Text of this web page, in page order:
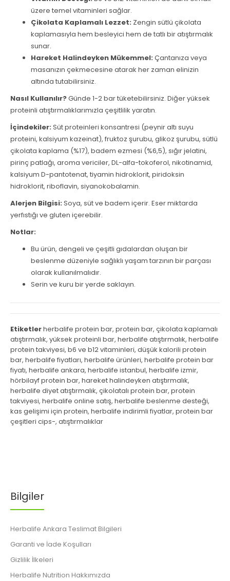
üzere temel vitaminleri sağlar.
Çikolata Kaplamalı Lezzet: Zengin sütlü çikolata
kaplamasıyla hem besleyici hem de tatlı bir atıştırmalık
sunar.
Hareket Halindeyken Mükemmel: Çantanıza veya
masanızın çekmecesine atarak her zaman elinizin
altında tutabilirsiniz.
Nasıl Kullanılır?Günde 1-2 bar tüketebilirsiniz. Diğer yüksek
proteinli atıştırmalıklarımızla çeşitlilik yaratın.
İçindekiler: Süt proteinleri konsantresi (peynir altı suyu
proteini, kalsiyum kazeinat), fruktoz şurubu, glikoz şurubu, sütlü
çikolata kaplama (%17), badem ezmesi (%6,5), sığır jelatini,
pirinç patlağı, aroma vericiler, DL-alfa-tokoferol, nikotinamid,
kalsiyum D-pantotenat, tiyamin hidroklorit, piridoksin
hidroklorit, riboflavin, siyanokobalamin.
Alerjen Bilgisi: Soya, süt ve badem içerir. Eser miktarda
yerfıstığı ve gluten içerebilir.
Notlar:
Bu ürün, dengeli ve çeşitli gıdalardan oluşan bir
beslenme düzeniyle sağlıklı yaşam tarzının bir parçası
olarak kullanılmalıdır.
Serin ve kuru bir yerde saklayın.
Etiketlerherbalife protein bar, protein bar, çikolata kaplamalı
atıştırmalık, yüksek proteinli bar, herbalife atıştırmalık, herbalife
protein takviyesi, b6 ve b12 vitaminleri, düşük kalorili protein
bar, herbalife fiyatları, herbalife ürünleri, herbalife protein bar
fiyatı, herbalife ankara, herbalife istanbul, herbalife izmir,
hörbilayf protein bar, hareket halindeyken atıştırmalık,
herbalife diyet atıştırmalık, çikolatalı protein bar, protein
takviyesi, herbalife online satış, herbalife beslenme desteği,
kas gelişimi için protein, herbalife indirimli fiyatlar, protein bar
çeşitleri cips-, atıştırmalıklar
Bilgiler
Herbalife Ankara Teslimat Bilgileri
Garanti ve İade Koşulları
Gizlilik İlkeleri
Herbalife Nutrition Hakkımızda